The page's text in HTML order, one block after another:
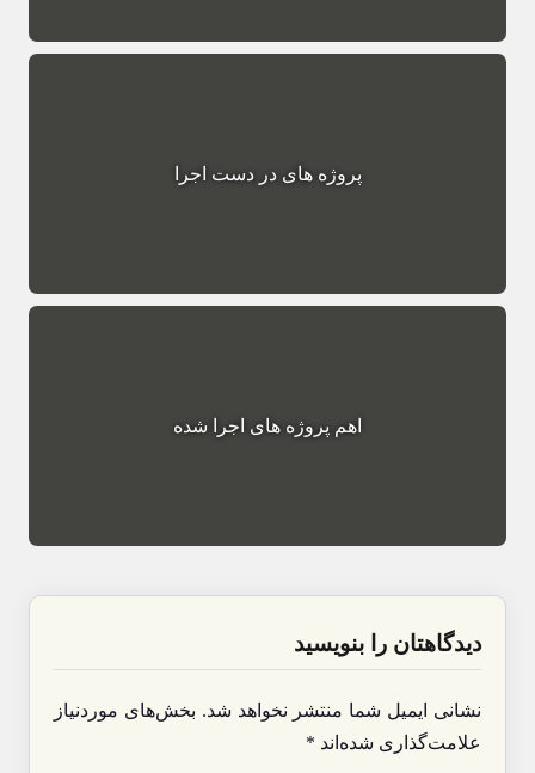
پروژه های در دست اجرا
اهم پروژه های اجرا شده
دیدگاهتان را بنویسید
نشانی ایمیل شما منتشر نخواهد شد. بخش‌های موردنیاز
علامت‌گذاری شده‌اند *